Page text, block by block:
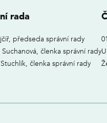
rada
předseda správní rady
členka správní rady
členka správní rady